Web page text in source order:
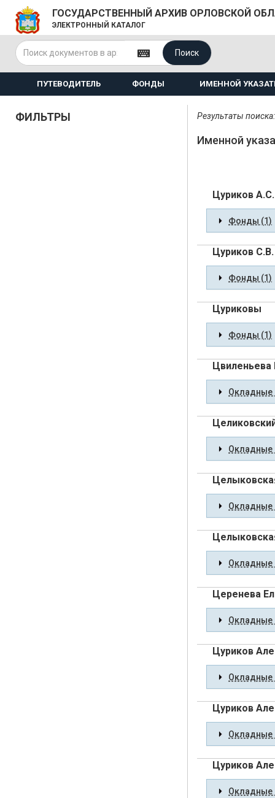
ГОСУДАРСТВЕННЫЙ АРХИВ ОРЛОВСКОЙ
ЭЛЕКТРОННЫЙ КАТАЛОГ
Поиск
ПУТЕВОДИТЕЛЬ ФОНДЫ ИМЕННОЙ
ФИЛЬТРЫ Результаты
Именной
Цуриков А.С.
Фонды (1)
Цуриков С.В.
Фонды (1)
Цуриковы
Фонды (1)
Цвиленьева
Окладные
Окладные
Окладные
Окладные
Церенева
Окладные
Цуриков
Окладные
Цуриков
Окладные
Цуриков
Окладные